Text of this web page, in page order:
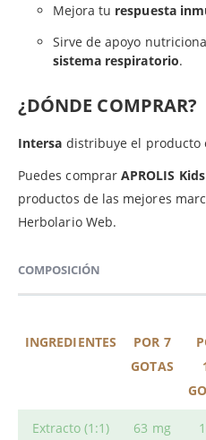
Mejora tu respuesta
Sirve de apoyo
sistema respiratorio.
¿DÓNDE COMPRAR?
Intersa distribuye el producto
Puedes comprarAPROLIS
productos de las mejores
Herbolario Web.
COMPOSICIÓN
INGREDIENTES
POR 7
GOTAS
Extracto (1:1)
63 mg